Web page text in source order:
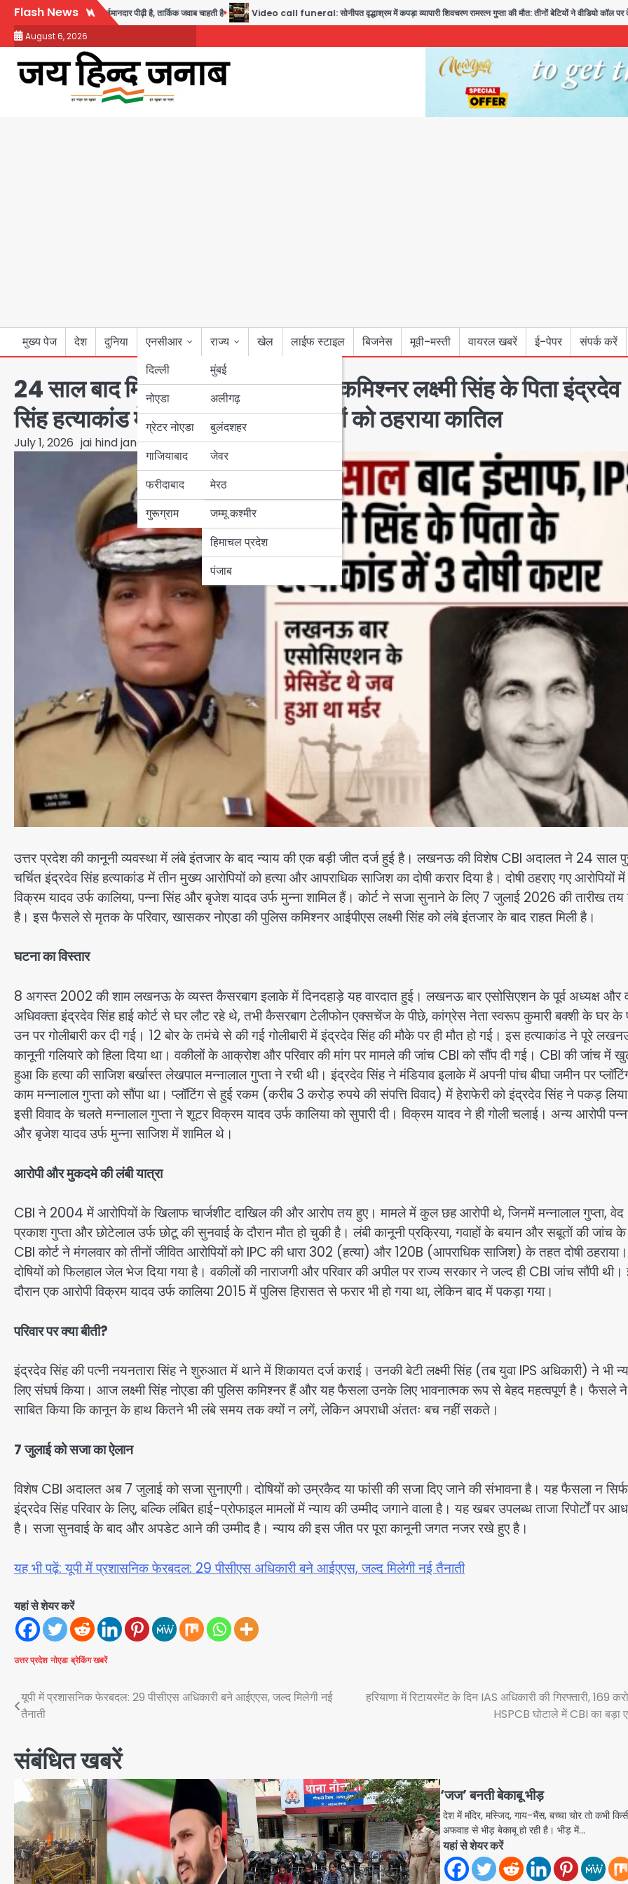
Skip
content
Flash News
ये सबसे ईमानदार पीढ़ी है, तार्किक जवाब चाहती है Video call funeral: सोनीपत वृद्धाश्रम में कपड़ा व्यापारी शिवचरण रामरत्न गुप्ता की मौत: तीनों बेटियों ने वीडियो कॉल पर देखा अंतिम
August 6, 2026
मुख्य पेज देश दुनिया
एनसीआर
दिल्ली
नोएडा
ग्रेटर नोएडा
गाजियाबाद
फरीदाबाद
गुरूग्राम
राज्य
मुंबई
उत्तर प्रदेश
अलीगढ़
बुलंदशहर
जेवर
मेरठ
बिहार
पंजाब
हरियाणा
जम्मू कश्मीर
हिमाचल प्रदेश
पंजाब
खेल लाईफ स्टाइल बिजनेस मूवी-मस्ती वायरल खबरें ई-पेपर संपर्क करें
24 साल बाद मिला इंसाफ: नोएडा पुलिस कमिश्नर लक्ष्मी सिंह के पिता इंद्रदेव
सिंह हत्याकांड में CBI कोर्ट ने तीन दोषियों को ठहराया कातिल
July 1, 2026 jai hind janab
उत्तर प्रदेश की कानूनी व्यवस्था में लंबे इंतजार के बाद न्याय की एक बड़ी जीत दर्ज हुई है। लखनऊ की विशेष CBI अदालत ने 24 साल
चर्चित इंद्रदेव सिंह हत्याकांड में तीन मुख्य आरोपियों को हत्या और आपराधिक साजिश का दोषी करार दिया है। दोषी ठहराए गए आरोपियों में
विक्रम यादव उर्फ कालिया, पन्ना सिंह और बृजेश यादव उर्फ मुन्ना शामिल हैं। कोर्ट ने सजा सुनाने के लिए 7 जुलाई 2026 की तारीख तय
है। इस फैसले से मृतक के परिवार, खासकर नोएडा की पुलिस कमिश्नर आईपीएस लक्ष्मी सिंह को लंबे इंतजार के बाद राहत मिली है।
घटना का विस्तार
8 अगस्त 2002 की शाम लखनऊ के व्यस्त कैसरबाग इलाके में दिनदहाड़े यह वारदात हुई। लखनऊ बार एसोसिएशन के पूर्व अध्यक्ष और
अधिवक्ता इंद्रदेव सिंह हाई कोर्ट से घर लौट रहे थे, तभी कैसरबाग टेलीफोन एक्सचेंज के पीछे, कांग्रेस नेता स्वरूप कुमारी बक्शी के घर के
उन पर गोलीबारी कर दी गई। 12 बोर के तमंचे से की गई गोलीबारी में इंद्रदेव सिंह की मौके पर ही मौत हो गई। इस हत्याकांड ने पूरे
कानूनी गलियारे को हिला दिया था। वकीलों के आक्रोश और परिवार की मांग पर मामले की जांच CBI को सौंप दी गई। CBI की जांच में
हुआ कि हत्या की साजिश बर्खास्त लेखपाल मन्नालाल गुप्ता ने रची थी। इंद्रदेव सिंह ने मंडियाव इलाके में अपनी पांच बीघा जमीन पर
काम मन्नालाल गुप्ता को सौंपा था। प्लॉटिंग से हुई रकम (करीब 3 करोड़ रुपये की संपत्ति विवाद) में हेराफेरी को इंद्रदेव सिंह ने पकड़
इसी विवाद के चलते मन्नालाल गुप्ता ने शूटर विक्रम यादव उर्फ कालिया को सुपारी दी। विक्रम यादव ने ही गोली चलाई। अन्य आरोपी
और बृजेश यादव उर्फ मुन्ना साजिश में शामिल थे।
आरोपी और मुकदमे की लंबी यात्रा
CBI ने 2004 में आरोपियों के खिलाफ चार्जशीट दाखिल की और आरोप तय हुए। मामले में कुल छह आरोपी थे, जिनमें मन्नालाल गुप्ता, वेद
प्रकाश गुप्ता और छोटेलाल उर्फ छोटू की सुनवाई के दौरान मौत हो चुकी है। लंबी कानूनी प्रक्रिया, गवाहों के बयान और सबूतों की जांच के
CBI कोर्ट ने मंगलवार को तीनों जीवित आरोपियों को IPC की धारा 302 (हत्या) और 120B (आपराधिक साजिश) के तहत दोषी ठहराया।
दोषियों को फिलहाल जेल भेज दिया गया है। वकीलों की नाराजगी और परिवार की अपील पर राज्य सरकार ने जल्द ही CBI जांच सौंपी
दौरान एक आरोपी विक्रम यादव उर्फ कालिया 2015 में पुलिस हिरासत से फरार भी हो गया था, लेकिन बाद में पकड़ा गया।
परिवार पर क्या बीती?
इंद्रदेव सिंह की पत्नी नयनतारा सिंह ने शुरुआत में थाने में शिकायत दर्ज कराई। उनकी बेटी लक्ष्मी सिंह (तब युवा IPS अधिकारी) ने भी
लिए संघर्ष किया। आज लक्ष्मी सिंह नोएडा की पुलिस कमिश्नर हैं और यह फैसला उनके लिए भावनात्मक रूप से बेहद महत्वपूर्ण है। फैसले ने
साबित किया कि कानून के हाथ कितने भी लंबे समय तक क्यों न लगें, लेकिन अपराधी अंततः बच नहीं सकते।
7 जुलाई को सजा का ऐलान
विशेष CBI अदालत अब 7 जुलाई को सजा सुनाएगी। दोषियों को उम्रकैद या फांसी की सजा दिए जाने की संभावना है। यह फैसला न सिर्फ
इंद्रदेव सिंह परिवार के लिए, बल्कि लंबित हाई-प्रोफाइल मामलों में न्याय की उम्मीद जगाने वाला है। यह खबर उपलब्ध ताजा रिपोर्टों पर
है। सजा सुनवाई के बाद और अपडेट आने की उम्मीद है। न्याय की इस जीत पर पूरा कानूनी जगत नजर रखे हुए है।
यह भी पढ़ें: यूपी में प्रशासनिक फेरबदल: 29 पीसीएस अधिकारी बने आईएएस, जल्द मिलेगी नई तैनाती
यहां से शेयर करें
उत्तर प्रदेश नोएडा ब्रेकिंग खबरें
Post
यूपी में प्रशासनिक फेरबदल: 29 पीसीएस अधिकारी बने आईएएस, जल्द मिलेगी नई
तैनाती
हरियाणा में रिटायरमेंट के दिन IAS अधिकारी की गिरफ्तारी, 169
HSPCB घोटाले में CBI का बड़ा
संबंधित खबरें
‘जज’ बनती बेकाबू भीड़
देश में मंदिर, मस्जिद, गाय-भैंस, बच्चा चोर तो कभी
अफवाह से भीड़ बेकाबू हो रही है। भीड़ में…
यहां से शेयर करें